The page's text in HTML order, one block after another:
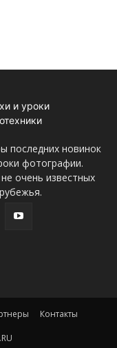
последних новинок
фотографии.
очень известных
Контакты